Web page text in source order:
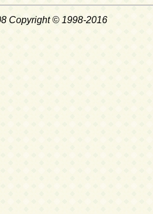
Copyright © 1998-2016